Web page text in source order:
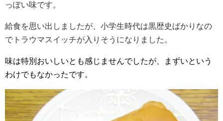
っぽい味です。
給食を思い出しましたが、小学生時代は黒歴史ばかりなの
でトラウマスイッチが入りそうになりました。
味は特別おいしいとも感じませんでしたが、まずいという
わけでもなかったです。